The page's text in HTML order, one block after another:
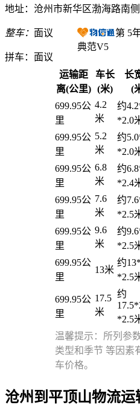
地址：沧州市新华区渤海路南
整车： 面议
拼车： 面议
第 5
典范V5
运输距
离(公里)
车长
(米)
长
(
699.95公
里
4.2
米
约
*2.0
699.95公
里
5.2
米
约
*2.0
699.95公
里
6.8
米
约
*2.4
699.95公
里
7.6
米
约
*2.5
699.95公
里
9.6
米
约
*2.5
699.95公
里
13米
约
*2.5
699.95公
里
17.5
米
约
*2.5
温馨提示：所列参
类型和季节 等因素
车价格。
沧州到平顶山物流运